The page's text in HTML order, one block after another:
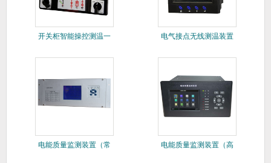
开关柜智能操控测温一 电气接点无线测温装置
电能质量监测装置（常 电能质量监测装置（高